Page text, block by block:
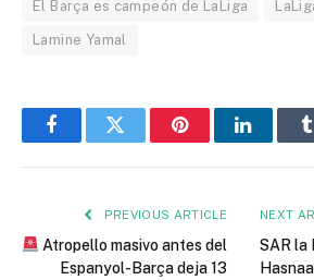
El Barça es campeón de LaLiga
Lamine Yamal
FacebookTwitter PinterestLinkedIn
PREVIOUS ARTICLE
Atropello masivo antes del
Espanyol-Barça deja 13
NEXT
SAR la